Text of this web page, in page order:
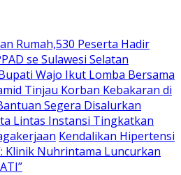
Rumah,530 Peserta Hadir
se Sulawesi Selatan
Wajo Ikut Lomba Bersama
Tinjau Korban Kebakaran di
Segera Disalurkan
Lintas Instansi Tingkatkan
Kendalikan Hipertensi
Klinik Nuhrintama Luncurkan